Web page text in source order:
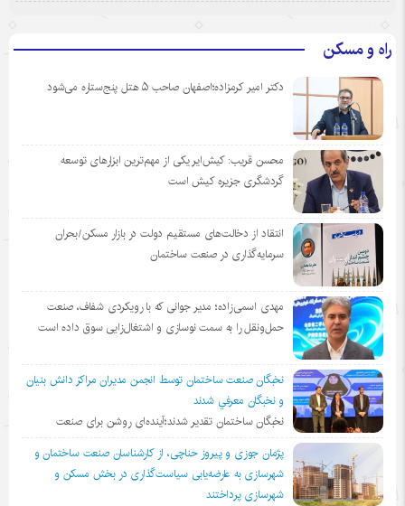
راه و مسکن
دکتر امیر کرمزاده؛اصفهان صاحب ۵ هتل پنج‌ستاره می‌شود
محسن قریب: کیش‌ایر یکی از مهم‌ترین ابزارهای توسعه
گردشگری جزیره کیش است
انتقاد از دخالت‌های مستقیم دولت در بازار مسکن/بحران
سرمایه‌گذاری در صنعت ساختمان
مهدی اسمی‌زاده؛ مدیر جوانی که با رویکردی شفاف، صنعت
حمل‌ونقل را به سمت نوسازی و اشتغال‌زایی سوق داده است
نخبگان صنعت ساختمان توسط انجمن مديران مراكز دانش بنيان
و نخبگان معرفي شدند
نخبگان ساختمان تقدیر شدند؛آینده‌ای روشن برای صنعت
پژمان جوزی و پیروز حناچی، از کارشناسان صنعت ساختمان و
شهرسازی به عارضه‌یابی سیاست‌گذاری در بخش مسکن و
شهرسازی پرداختند